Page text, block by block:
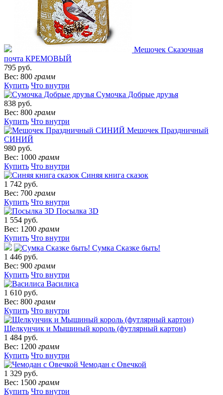
Мешочек Сказочная
почта КРЕМОВЫЙ
795 руб.
Вес: 800 грамм
Купить Что внутри
Сумочка Добрые друзья
838 руб.
Вес: 800 грамм
Купить Что внутри
Мешочек Праздничный
СИНИЙ
980 руб.
Вес: 1000 грамм
Купить Что внутри
Синяя книга сказок
1 742 руб.
Вес: 700 грамм
Купить Что внутри
Посылка 3D
1 554 руб.
Вес: 1200 грамм
Купить Что внутри
Сумка Сказке быть!
1 446 руб.
Вес: 900 грамм
Купить Что внутри
Василиса
1 610 руб.
Вес: 800 грамм
Купить Что внутри
Щелкунчик и Мышиный король (футлярный картон)
1 484 руб.
Вес: 1200 грамм
Купить Что внутри
Чемодан с Овечкой
1 329 руб.
Вес: 1500 грамм
Купить Что внутри